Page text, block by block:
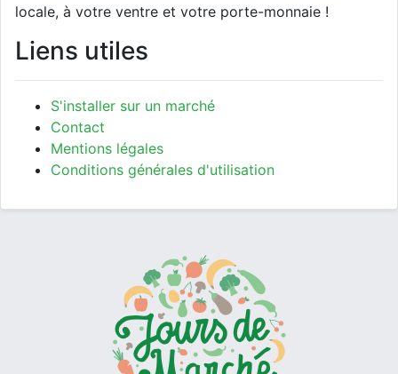
locale, à votre ventre et votre porte-monnaie !
Liens utiles
S'installer sur un marché
Contact
Mentions légales
Conditions générales d'utilisation